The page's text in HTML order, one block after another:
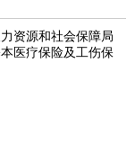
资源和社会保障局
医疗保险及工伤保